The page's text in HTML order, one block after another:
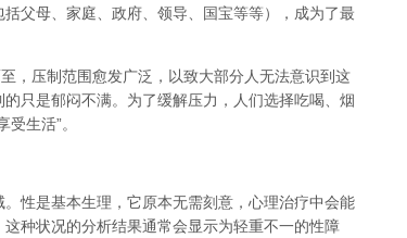
父母、家庭、政府、领导、国宝等等），成为了最
至，压制范围愈发广泛，以致大部分人无法意识到这
只是郁闷不满。为了缓解压力，人们选择吃喝、烟
受生活”。
性是基本生理，它原本无需刻意，心理治疗中会能
种状况的分析结果通常会显示为轻重不一的性障